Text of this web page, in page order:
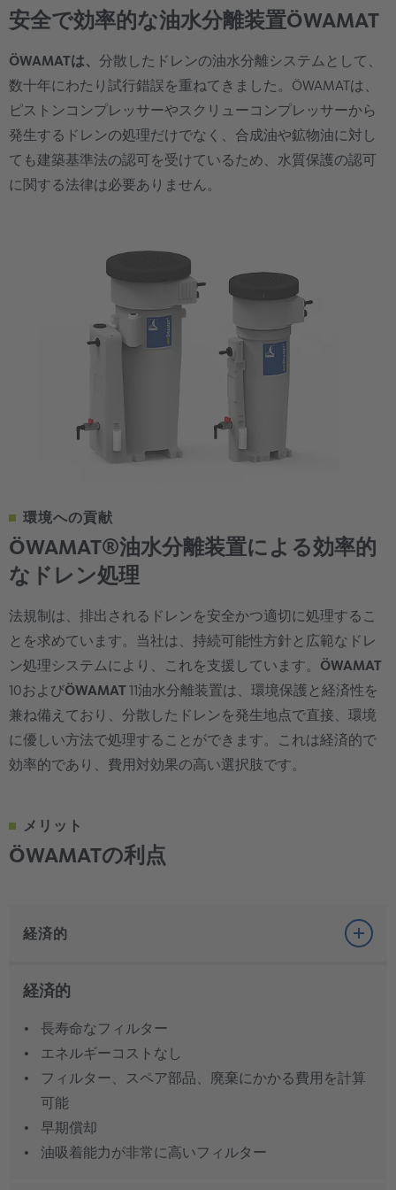
安全で効率的な油水分離装置ÖWAMAT
ÖWAMATは、 分散したドレンの油水分離システムとして、
数十年にわたり試行錯誤を重ねてきました。ÖWAMATは、
ピストンコンプレッサーやスクリューコンプレッサーから
発生するドレンの処理だけでなく、合成油や鉱物油に対し
ても建築基準法の認可を受けているため、水質保護の認可
に関する法律は必要ありません。
環境への貢献
ÖWAMAT®油水分離装置による効率的
なドレン処理
法規制は、排出されるドレンを安全かつ適切に処理するこ
とを求めています。当社は、持続可能性方針と広範なドレ
ン処理システムにより、これを支援しています。 ÖWAMAT
10およびÖWAMAT11油水分離装置は、環境保護と経済性を
兼ね備えており、分散したドレンを発生地点で直接、環境
に優しい方法で処理することができます。これは経済的で
効率的であり、費用対効果の高い選択肢です。
メリット
ÖWAMATの利点
経済的
経済的
長寿命なフィルター
エネルギーコストなし
フィルター、スペア部品、廃棄にかかる費用を計算
可能
早期償却
油吸着能力が非常に高いフィルター